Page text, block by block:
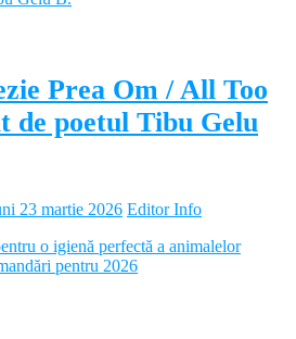
Prea Om / All Too
de poetul Tibu Gelu
23 martie 2026 Editor Info